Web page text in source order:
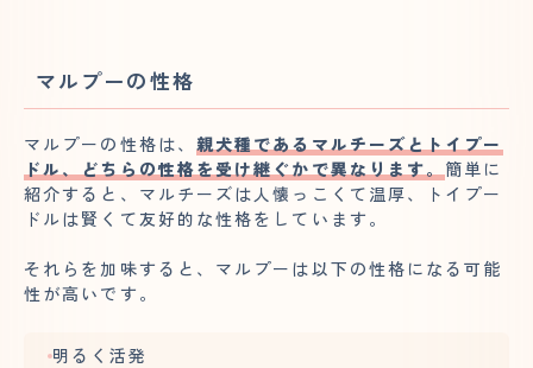
マルプーの性格
マルプーの性格は、 親犬種であるマルチーズとトイプー
ドル、どちらの性格を受け継ぐかで異なります。 簡単に
紹介すると、マルチーズは人懐っこくて温厚、トイプー
ドルは賢くて友好的な性格をしています。
それらを加味すると、マルプーは以下の性格になる可能
性が高いです。
明るく活発